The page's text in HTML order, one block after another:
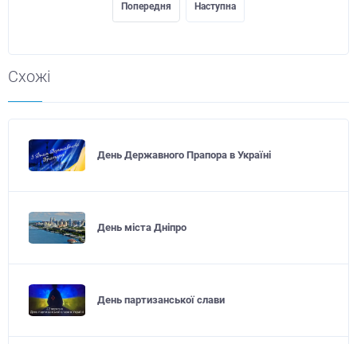
Попередня Наступна
Схожі
День Державного Прапора в Україні
День міста Дніпро
День партизанської слави